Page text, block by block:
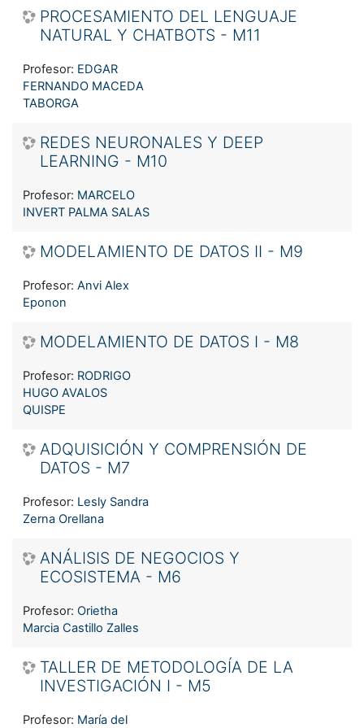
PROCESAMIENTO DEL LENGUAJE
NATURAL Y CHATBOTS - M11
Profesor: EDGAR
FERNANDO MACEDA
TABORGA
REDES NEURONALES Y DEEP
LEARNING - M10
Profesor: MARCELO
INVERT PALMA SALAS
MODELAMIENTO DE DATOS II - M9
Profesor: Anvi Alex
Eponon
MODELAMIENTO DE DATOS I - M8
Profesor: RODRIGO
HUGO AVALOS
QUISPE
ADQUISICIÓN Y COMPRENSIÓN DE
DATOS - M7
Profesor: Lesly Sandra
Zerna Orellana
ANÁLISIS DE NEGOCIOS Y
ECOSISTEMA - M6
Profesor: Orietha
Marcia Castillo Zalles
TALLER DE METODOLOGÍA DE LA
INVESTIGACIÓN I - M5
Profesor: María del